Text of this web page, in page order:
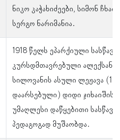
ნიკო კაჭახიძეები, სიმონ
სერგო ნარიმანია.
1918 წელს ეპარქიული
კურსდმთავრებული
სილოვანის ასული ლეჟავა
დაარსებული) დიდი ჯიხაიშის
უმაღლესი დაწყებითი
პედაგოგად მუშაობდა.